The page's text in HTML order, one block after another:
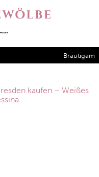
Bräutigam
kaufen – Weißes